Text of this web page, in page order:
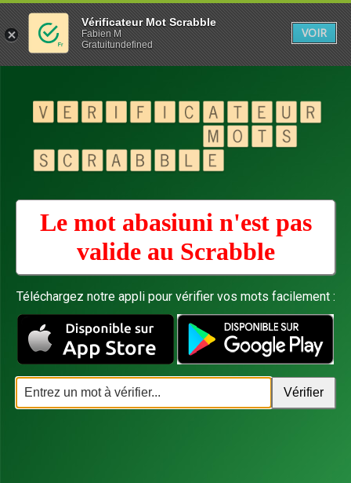
Le mot abasiuni n'est pas
valide au Scrabble
Téléchargez notre appli pour vérifier vos mots facilement :
Vérificateur Mot Scrabble
Fabien M
Gratuitundefined
VOIR